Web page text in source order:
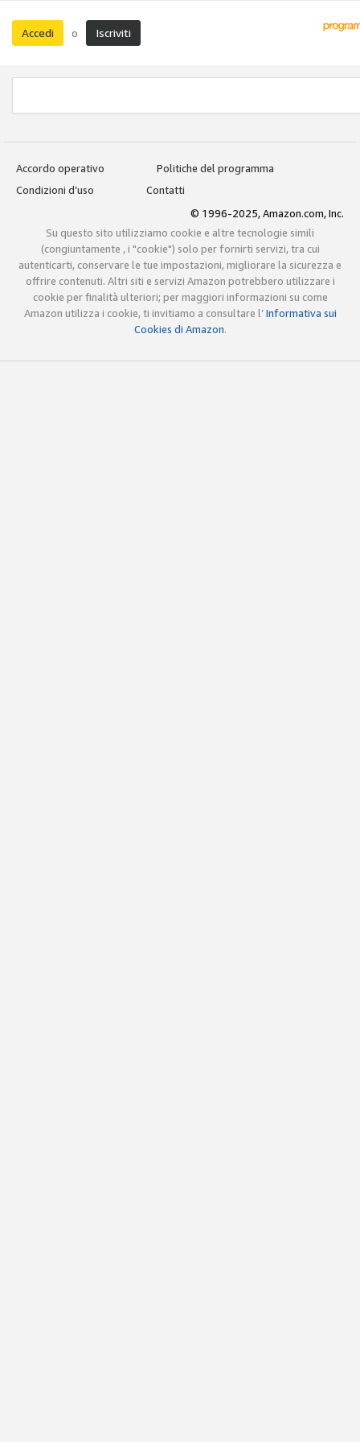
Accedi o Iscriviti
Accordo operativo
Politiche del programma
Condizioni d’uso
Contatti
© 1996-2025, Amazon.com, Inc.
Su questo sito utilizziamo cookie e altre tecnologie simili
(congiuntamente , i "cookie") solo per fornirti servizi, tra cui
autenticarti, conservare le tue impostazioni, migliorare la sicurezza e
offrire contenuti. Altri siti e servizi Amazon potrebbero utilizzare i
cookie per finalità ulteriori; per maggiori informazioni su come
Amazon utilizza i cookie, ti invitiamo a consultare l’Informativa sui
Cookies di Amazon.